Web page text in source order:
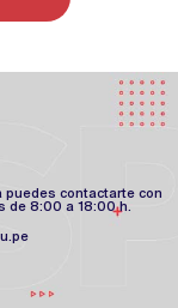
puedes contactarte con
de 8:00 a 18:00 h.